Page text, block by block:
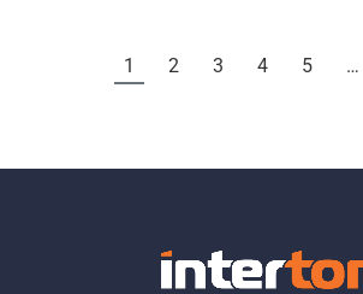
1 2 3 4 5 …